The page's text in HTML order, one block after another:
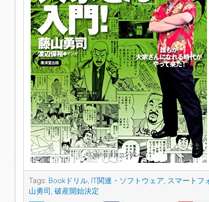
Tags: Bookドリル, IT関連・ソフトウェア, スマートフ
山勇司, 破産開始決定